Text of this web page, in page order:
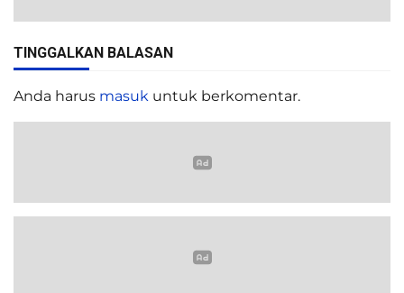
TINGGALKAN BALASAN
Anda harus masuk untuk berkomentar.